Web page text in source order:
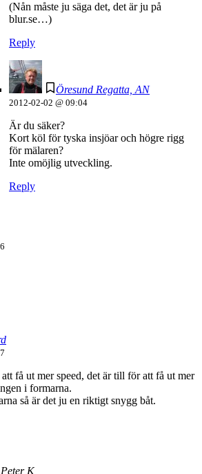
(Nån måste ju säga det, det är ju på
blur.se…)
Reply
Öresund Regatta, AN
2012-02-02 @ 09:04
Är du säker?
Kort köl för tyska insjöar och högre rigg
för mälaren?
Inte omöjlig utveckling.
Reply
få ut mer speed, det är till för att få ut mer
i formarna.
så är det ju en riktigt snygg båt.
Peter K